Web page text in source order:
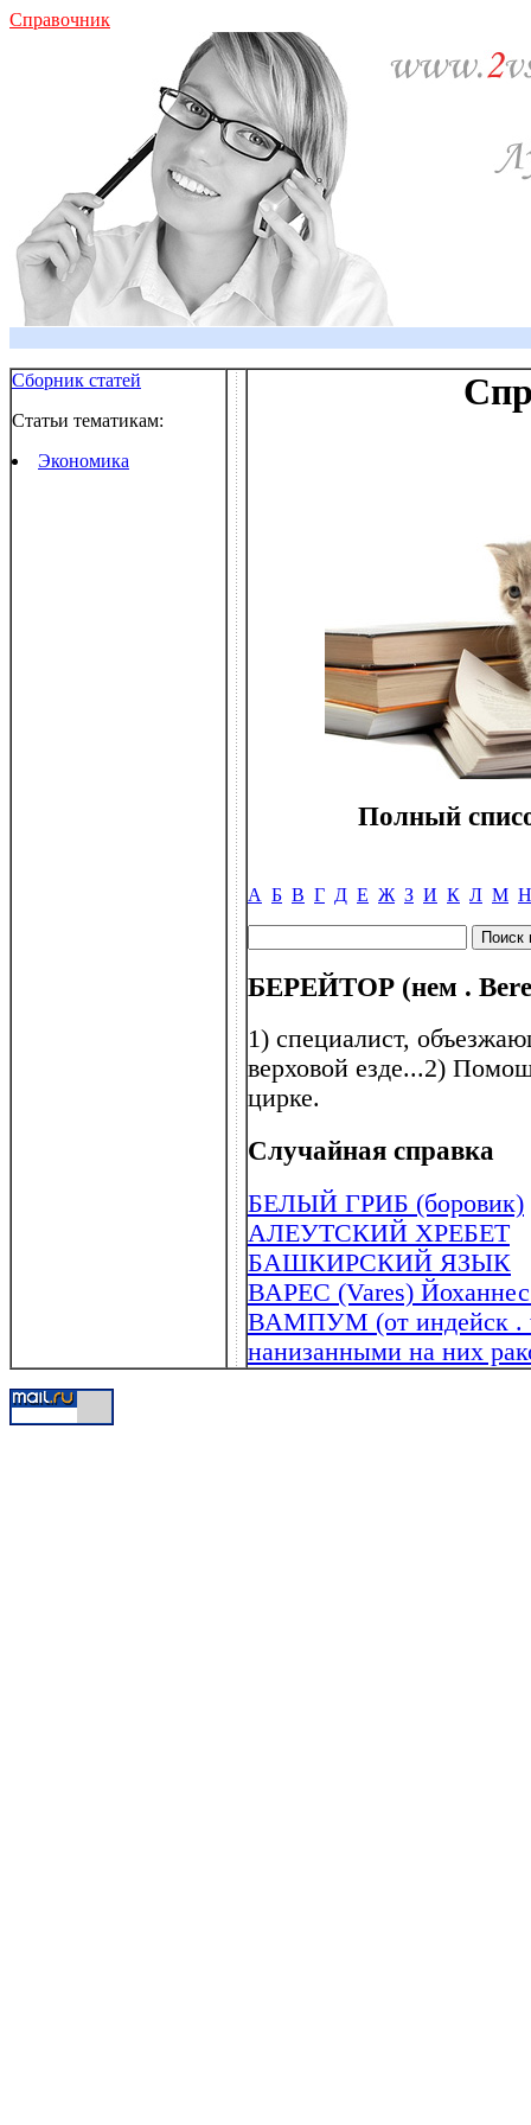
Справочник
Сборник статей
Статьи тематикам:
Экономика
Полный
А Б В Г Д Е Ж З И К Л М Н
БЕРЕЙТОР (нем .
1) специалист,
верховой езде...2)
цирке.
Случайная справка
БЕЛЫЙ ГРИБ (боровик)
АЛЕУТСКИЙ ХРЕБЕТ
БАШКИРСКИЙ ЯЗЫК
ВАРЕС (Vares) Йоханнес
ВАМПУМ (от индейск .
нанизанными на них